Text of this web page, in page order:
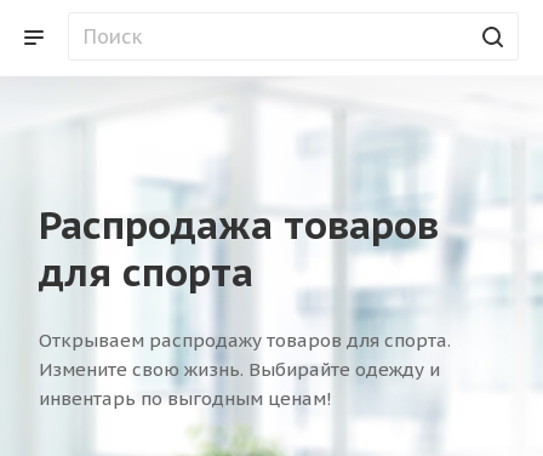
Распродажа товаров
для спорта
Открываем распродажу товаров для спорта.
Измените свою жизнь. Выбирайте одежду и
инвентарь по выгодным ценам!